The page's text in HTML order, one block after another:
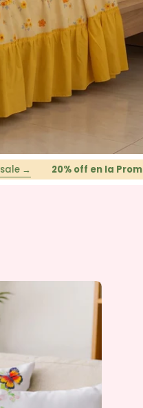
20% off en la Promo de